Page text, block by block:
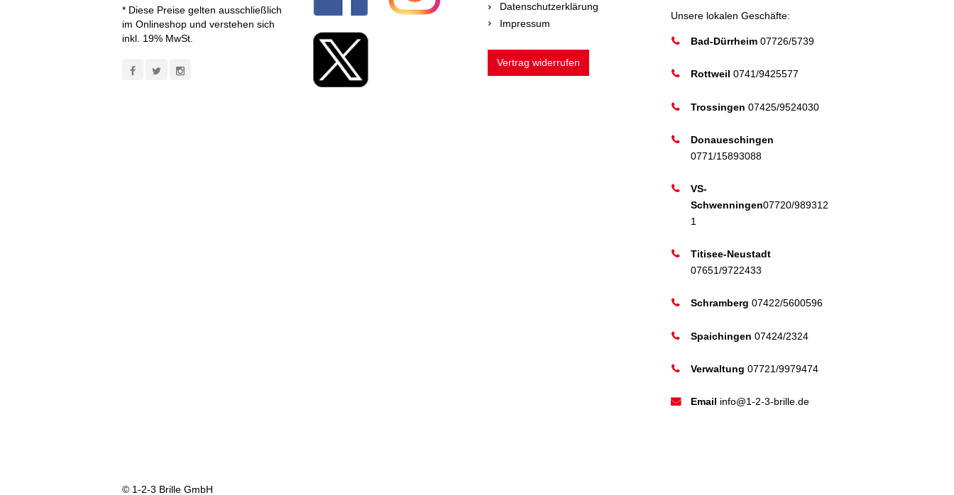
* Diese Preise gelten ausschließlich
im Onlineshop und verstehen sich
inkl. 19% MwSt.
Datenschutzerklärung
Impressum
Vertrag widerrufen
Unsere lokalen Geschäfte:
Bad-Dürrheim 07726/5739
Rottweil 0741/9425577
Trossingen 07425/9524030
Donaueschingen
0771/15893088
VS-
Schwenningen07720/989312
1
Titisee-Neustadt
07651/9722433
Schramberg 07422/5600596
Spaichingen 07424/2324
Verwaltung 07721/9979474
Email info@1-2-3-brille.de
© 1-2-3 Brille GmbH